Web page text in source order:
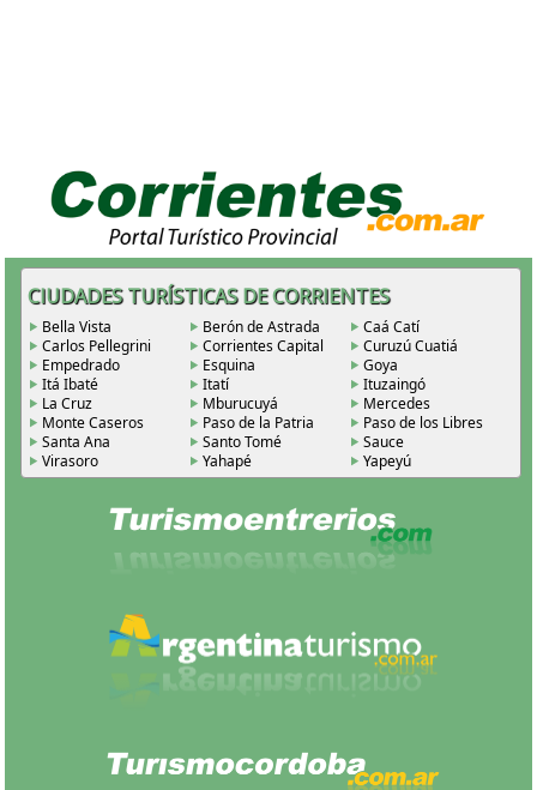
CIUDADES TURÍSTICAS DE CORRIENTES
Bella Vista Berón de Astrada
Caá Catí
Carlos Pellegrini
Corrientes Capital
Curuzú Cuatiá
Empedrado
Esquina
Goya
Itá Ibaté
Itatí
Ituzaingó
La Cruz
Mburucuyá
Mercedes
Monte Caseros
Paso de la Patria
Paso de los Libres
Santa Ana
Santo Tomé
Sauce
Virasoro
Yahapé Yapeyú